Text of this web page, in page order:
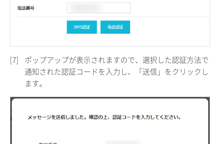
[7]
ポップアップが表示されますので、選択した認証方法で
通知された認証コードを入力し、「送信」をクリックし
ます。